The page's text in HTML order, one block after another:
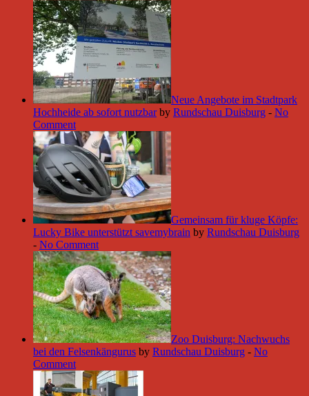
Neue Angebote im Stadtpark
Hochheide ab sofort nutzbar by Rundschau Duisburg - No
Comment
Gemeinsam für kluge Köpfe:
Lucky Bike unterstützt savemybrain by Rundschau Duisburg
- No Comment
Zoo Duisburg: Nachwuchs
bei den Felsenkängurus by Rundschau Duisburg - No
Comment